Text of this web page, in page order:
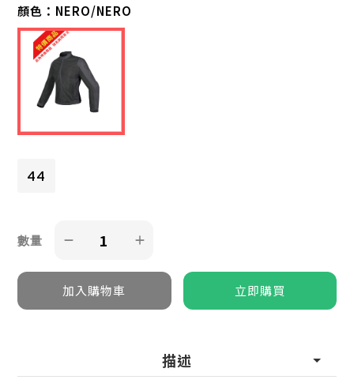
顏色： NERO/NERO
44
數量
描述